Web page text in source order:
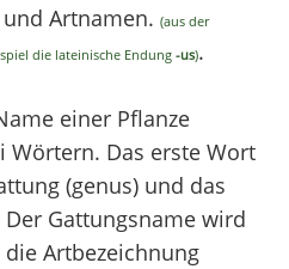
Artnamen. (aus der
die lateinische Endung -us).
einer Pflanze
Wörtern. Das erste Wort
(genus) und das
Gattungsname wird
Artbezeichnung